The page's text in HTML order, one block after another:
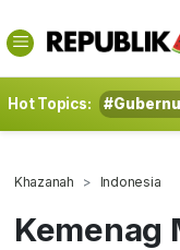
Hot Topics:
Khazanah Indonesia
Kemenag